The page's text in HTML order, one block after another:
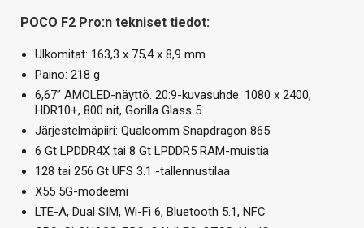
POCO F2 Pro:n tekniset tiedot:
Ulkomitat: 163,3 x 75,4 x 8,9 mm
Paino: 218 g
6,67” AMOLED-näyttö. 20:9-kuvasuhde. 1080 x 2400,
HDR10+, 800 nit, Gorilla Glass 5
Järjestelmäpiiri: Qualcomm Snapdragon 865
6 Gt LPDDR4X tai 8 Gt LPDDR5 RAM-muistia
128 tai 256 Gt UFS 3.1 -tallennustilaa
X55 5G-modeemi
LTE-A, Dual SIM, Wi-Fi 6, Bluetooth 5.1, NFC